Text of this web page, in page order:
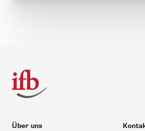
Über uns